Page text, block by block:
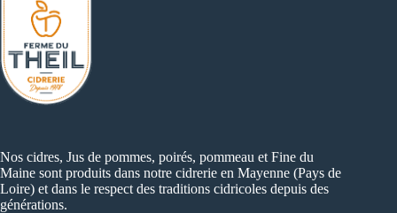
Nos cidres, Jus de pommes, poirés, pommeau et Fine du
Maine sont produits dans notre cidrerie en Mayenne (Pays de
Loire) et dans le respect des traditions cidricoles depuis des
générations.